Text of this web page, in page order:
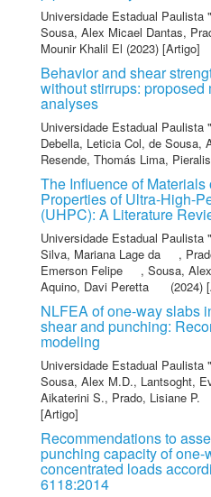
Universidade Estadual Paulista
Sousa, Alex Micael Dantas,
Mounir Khalil El (2023) [Artigo]
Behavior and shear
without stirrups:
analyses
Universidade Estadual Paulista
Debella, Leticia Col, de Sousa,
Resende, Thomás Lima,
The Influence of
Properties of Ultra-High-
(UHPC): A Literature
Universidade Estadual Paulista
Silva, Mariana Lage da
,
Emerson Felipe
, Sousa,
Aquino, Davi Peretta
(2024)
NLFEA of one-way slabs
shear and punching:
modeling
Universidade Estadual Paulista
Sousa, Alex M.D., Lantsoght,
Aikaterini S., Prado, Lisiane P.
[Artigo]
Recommendations to
punching capacity of one-
concentrated loads
6118:2014